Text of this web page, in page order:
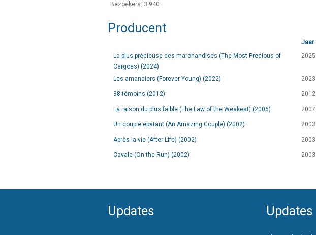
Bezoekers: 3.940
Producent
Jaar
La plus précieuse des marchandises (The Most Precious of
Cargoes) (2024)
2025
Les amandiers (Forever Young) (2022) 2023
38 témoins (2012) 2012
La raison du plus faible (The Law of the Weakest) (2006) 2007
Un couple épatant (An Amazing Couple) (2002) 2003
Après la vie (After Life) (2002) 2003
Cavale (On the Run) (2002) 2003
Updates Updates